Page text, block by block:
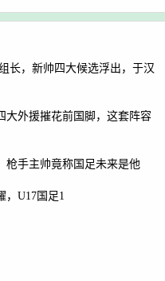
长，新帅四大候选浮出，于汉
大外援摧花前国脚，这套阵容
枪手主帅竟称国足未来是他
，U17国足1